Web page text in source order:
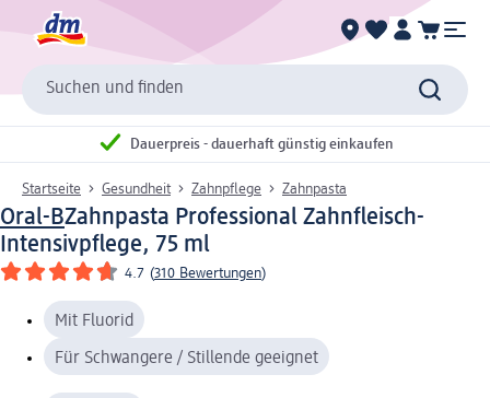
Suchen und finden
Dauerpreis - dauerhaft günstig einkaufen
Startseite Gesundheit Zahnpflege Zahnpasta
Oral-BZahnpasta Professional Zahnfleisch-
Intensivpflege, 75 ml
4.7 (310 Bewertungen)
Mit Fluorid
Für Schwangere / Stillende geeignet